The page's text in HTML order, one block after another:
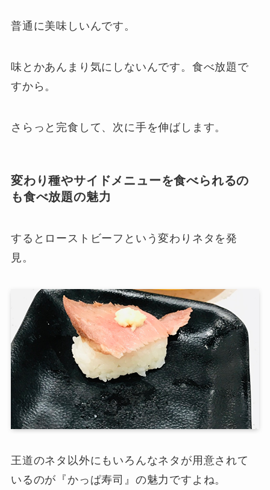
普通に美味しいんです。
味とかあんまり気にしないんです。食べ放題で
すから。
さらっと完食して、次に手を伸ばします。
変わり種やサイドメニューを食べられるの
も食べ放題の魅力
するとローストビーフという変わりネタを発
見。
王道のネタ以外にもいろんなネタが用意されて
いるのが『かっぱ寿司』の魅力ですよね。